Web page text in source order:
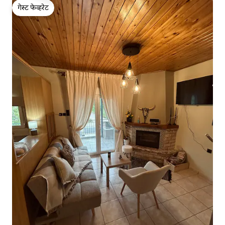
गेस्ट फेव्हरेट
गेस्ट फेव्हरेट